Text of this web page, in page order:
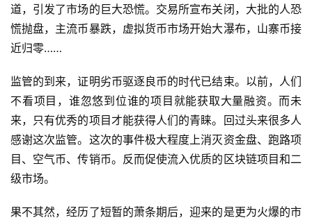
道，引发了市场的巨大恐慌。交易所宣布关闭，大批的人恐
慌抛盘，主流币暴跌，虚拟货币市场开始大瀑布，山寨币接
近归零……
监管的到来，证明劣币驱逐良币的时代已结束。以前，人们
不看项目，谁忽悠到位谁的项目就能获取大量融资。而未
来，只有优秀的项目才能获得人们的青睐。回过头来很多人
感谢这次监管。这次的事件极大程度上消灭资金盘、跑路项
目、空气币、传销币。反而促使流入优质的区块链项目和二
级市场。
果不其然，经历了短暂的萧条期后，迎来的是更为火爆的市